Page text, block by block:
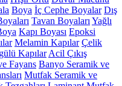
Boya İç Cephe Boyalar Dış
Tavan Boyaları Yağlı
Kapı Boyası Epoksi
Melamin Kapılar Çelik
Kapılar Acil Çıkış
Fayans Banyo Seramik ve
Mutfak Seramik ve